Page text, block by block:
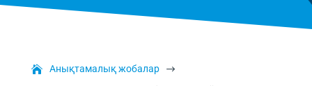
Анықтамалық жобалар $